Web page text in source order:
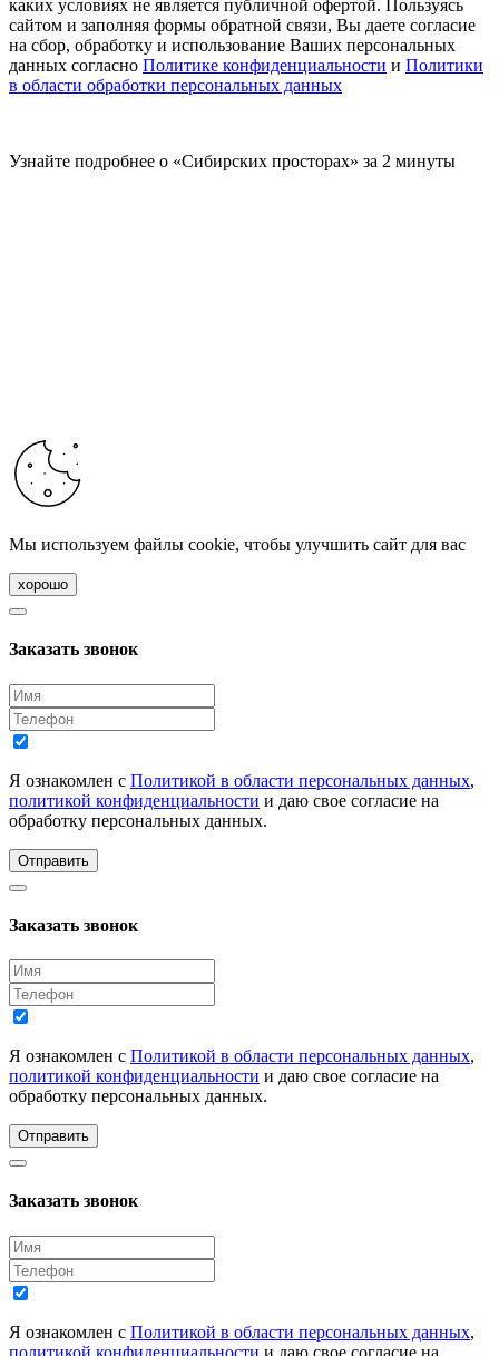
каких условиях не является публичной офертой. Пользуясь
сайтом и заполняя формы обратной связи, Вы даете согласие
на сбор, обработку и использование Ваших персональных
данных согласно Политике конфиденциальности и Политики
в области обработки персональных данных
Узнайте подробнее о «Сибирских просторах» за 2 минуты
Мы используем файлы cookie, чтобы улучшить сайт для вас
хорошо
Заказать звонок
Я ознакомлен с Политикой в области персональных данных,
политикой конфиденциальности и даю свое согласие на
обработку персональных данных.
Отправить
Заказать звонок
Я ознакомлен с Политикой в области персональных данных,
политикой конфиденциальности и даю свое согласие на
обработку персональных данных.
Отправить
Заказать звонок
Я ознакомлен с Политикой в области персональных данных,
политикой конфиденциальности и даю свое согласие на